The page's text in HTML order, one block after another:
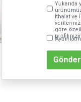
İthalat ve
göre
Gönder